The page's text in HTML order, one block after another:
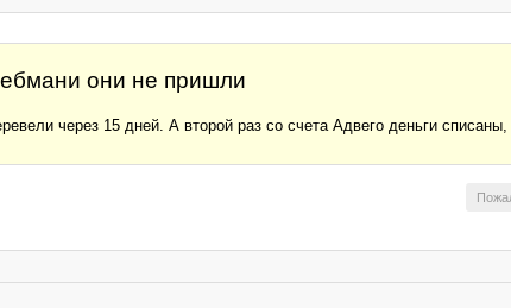
они не пришли
через 15 дней. А второй раз со счета Адвего деньги